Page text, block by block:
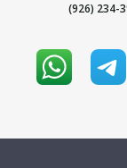
(926) 234-